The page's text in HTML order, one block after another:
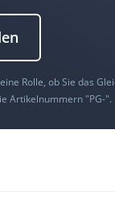
Rolle, ob Sie das
Artikelnummern "PG-".